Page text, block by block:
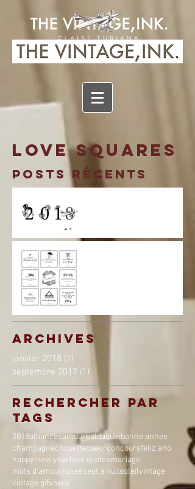
LOVE SQUARES
Posts Récents
Archives
janvier 2018 (1)
septembre 2017 (1)
Rechercher par
Tags
2018alliancesamourbaldaquinbonne annee
champagnechouettecoeurconcoursfeliz ano
happy new yearlove quotesmariage
mots d'amourrosessept a huitsoleilvintage
vintage gifvoeux